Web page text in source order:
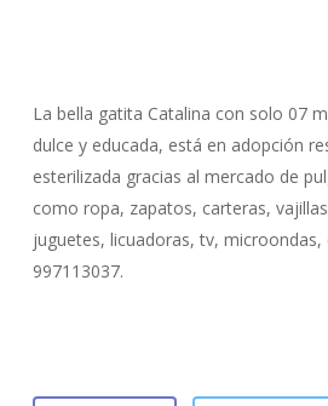
La bella gatita Catalina con solo 07
dulce y educada, está en adopción
esterilizada gracias al mercado de
como ropa, zapatos, carteras,
juguetes, licuadoras, tv,
997113037.